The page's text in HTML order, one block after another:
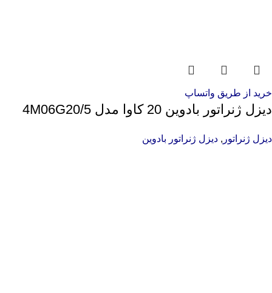
خرید از طریق واتساپ
دیزل ژنراتور بادوین 20 کاوا مدل 4M06G20/5
دیزل ژنراتور , دیزل ژنراتور بادوین